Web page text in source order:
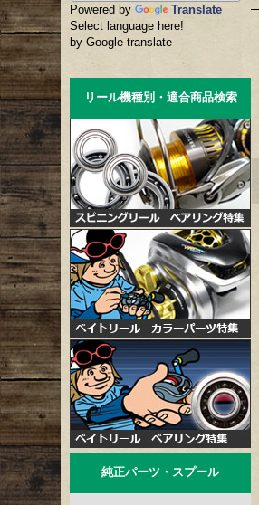
Powered by
Translate
Select language here!
by Google translate
リール機種別・適合商品検索
純正パーツ・スプール